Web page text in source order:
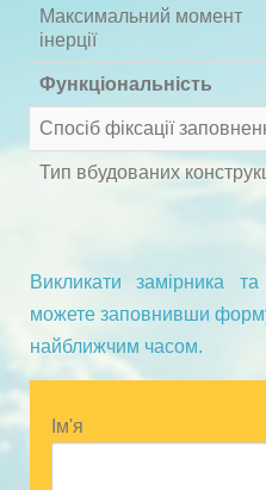
Максимальний момент
інерції
Функціональність
Спосіб фіксації
Тип вбудованих
Викликати замірника
можете заповнивши
найближчим часом.
Ім'я